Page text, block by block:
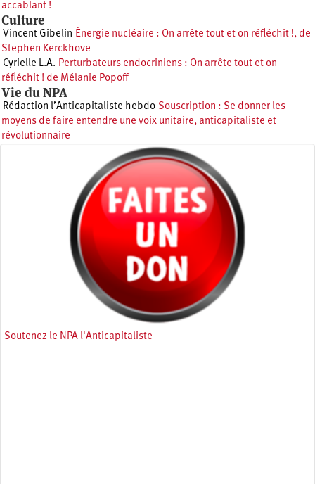
accablant !
Culture
Vincent Gibelin Énergie nucléaire : On arrête tout et on réfléchit !, de
Stephen Kerckhove
Cyrielle L.A. Perturbateurs endocriniens : On arrête tout et on
réfléchit ! de Mélanie Popoff
Vie du NPA
Rédaction l’Anticapitaliste hebdo Souscription : Se donner les
moyens de faire entendre une voix unitaire, anticapitaliste et
révolutionnaire
Soutenez le NPA l'Anticapitaliste